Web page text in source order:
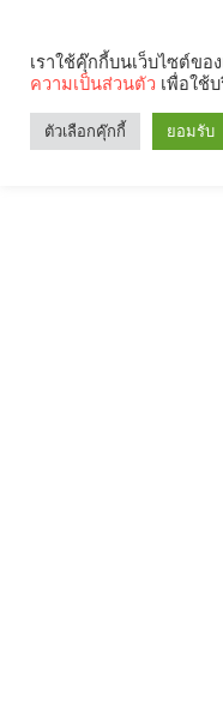
เราใช้คุ๊กกี้บนเว็บไซต์ข
ความเป็นส่วนตัว เพื่อใช้
ตัวเลือกคุ๊กกี้ ยอมรับ